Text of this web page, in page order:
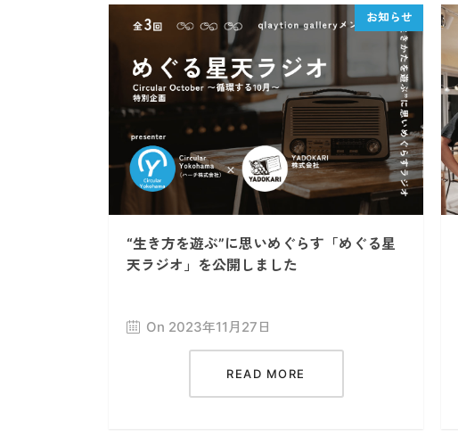
“生き方を遊ぶ”に思いめぐらす「めぐる星
天ラジオ」を公開しました
On 2023年11月27日
READ MORE